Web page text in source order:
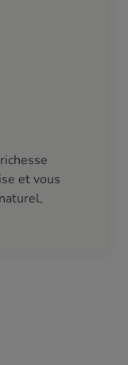
et vous